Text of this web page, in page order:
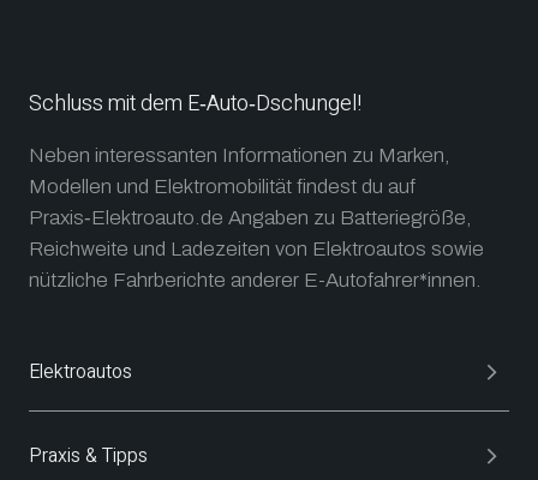
Schluss mit dem E‑Auto‑Dschungel!
Neben interessanten Informationen zu Marken,
Modellen und Elektromobilität findest du auf
Praxis‑Elektroauto.de Angaben zu Batteriegröße,
Reichweite und Ladezeiten von Elektroautos sowie
nützliche Fahrberichte anderer E-Autofahrer*innen.
Elektroautos
Praxis & Tipps